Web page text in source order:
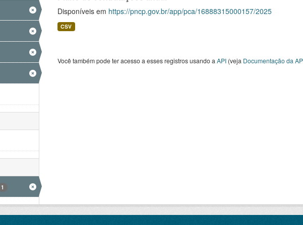
1
Disponíveis em https://pncp.gov.br/app/pca/16888315000157/2025
CSV
Você também pode ter acesso a esses registros usando a API(veja Documentação da